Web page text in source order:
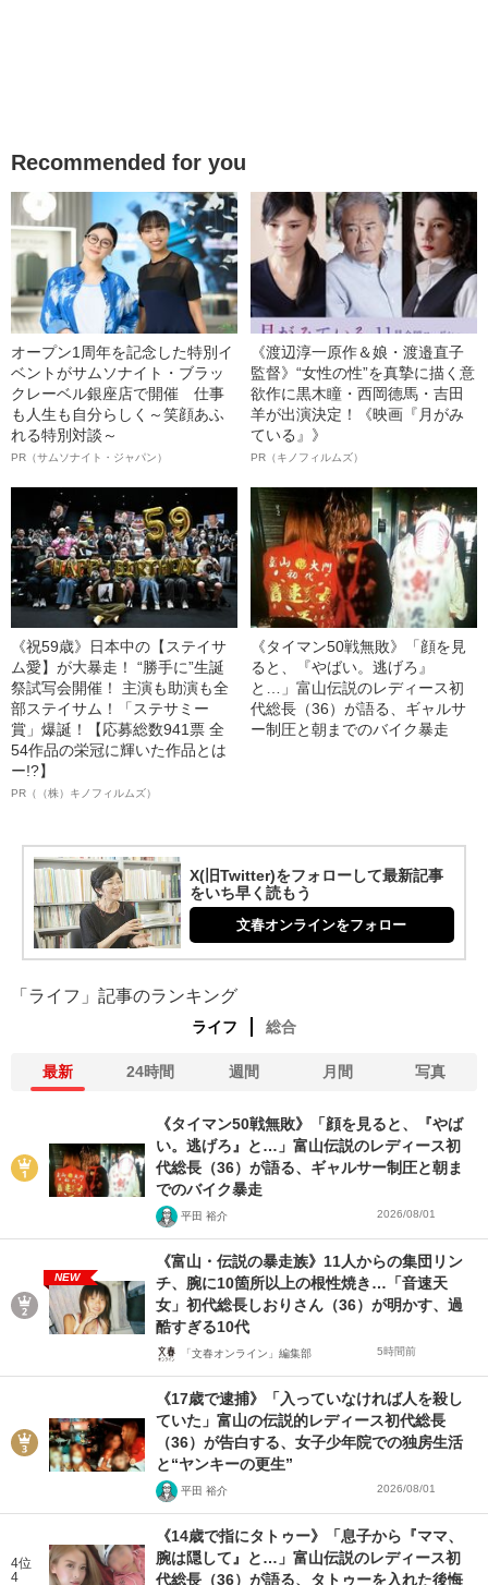
Recommended for you
オープン1周年を記念した特別イ
ベントがサムソナイト・ブラッ
クレーベル銀座店で開催 仕事
も人生も自分らしく～笑顔あふ
れる特別対談～
PR（サムソナイト・ジャパン）
《渡辺淳一原作＆娘・渡邉直子
監督》“女性の性”を真摯に描く意
欲作に黒木瞳・西岡德馬・吉田
羊が出演決定！《映画『月がみ
ている』》
PR（キノフィルムズ）
《祝59歳》日本中の【ステイサ
ム愛】が大暴走！ “勝手に”生誕
祭試写会開催！ 主演も助演も全
部ステイサム！「ステサミー
賞」爆誕！【応募総数941票 全
54作品の栄冠に輝いた作品とは
ー!?】
PR（（株）キノフィルムズ）
《タイマン50戦無敗》「顔を見
ると、『やばい。逃げろ』
と…」富山伝説のレディース初
代総長（36）が語る、ギャルサ
ー制圧と朝までのバイク暴走
X(旧Twitter)をフォローして最新記事
をいち早く読もう
文春オンラインをフォロー
「ライフ」記事のランキング
ライフ 総合
最新 24時間 週間 月間 写真
《タイマン50戦無敗》「顔を見ると、『やば
い。逃げろ』と…」富山伝説のレディース初
代総長（36）が語る、ギャルサー制圧と朝ま
でのバイク暴走
平田 裕介 2026/08/01
NEW
《富山・伝説の暴走族》11人からの集団リン
チ、腕に10箇所以上の根性焼き…「音速天
女」初代総長しおりさん（36）が明かす、過
酷すぎる10代
「文春オンライン」編集部 5時間前
《17歳で逮捕》「入っていなければ人を殺し
ていた」富山の伝説的レディース初代総長
（36）が告白する、女子少年院での独房生活
と“ヤンキーの更生”
平田 裕介 2026/08/01
4位
4
《14歳で指にタトゥー》「息子から『ママ、
腕は隠して』と…」富山伝説のレディース初
代総長（36）が語る、タトゥーを入れた後悔